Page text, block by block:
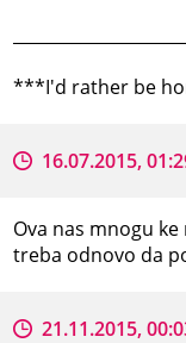
***I'd rather be
16.07.2015,
Ova nas mnogu
treba odnovo da
21.11.2015,